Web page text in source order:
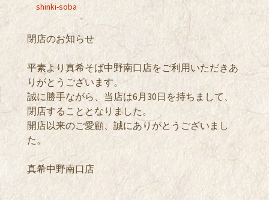
shinki-soba
閉店のお知らせ
平素より真希そば中野南口店をご利用いただきあ
りがとうございます。
誠に勝手ながら、当店は6月30日を持ちまして、
閉店することとなりました。
開店以来のご愛顧、誠にありがとうございまし
た。
真希中野南口店